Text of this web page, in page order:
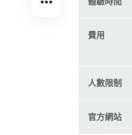
費用
人數限制
官方網站